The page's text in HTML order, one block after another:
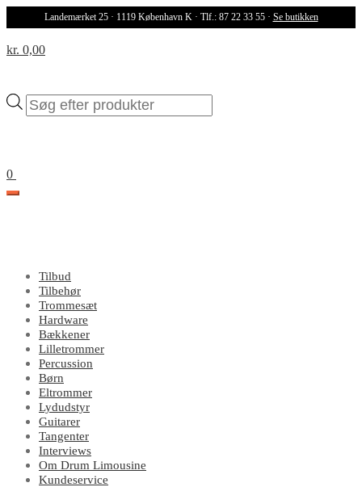
Landemærket 25 · 1119 København K · Tlf.: 87 22 33 55 · Se butikken
Products
search
kr. 0,00
0
Tilbud
Tilbehør
Trommesæt
Hardware
Bækkener
Lilletrommer
Percussion
Børn
Eltrommer
Lydudstyr
Guitarer
Tangenter
Interviews
Om Drum Limousine
Kundeservice